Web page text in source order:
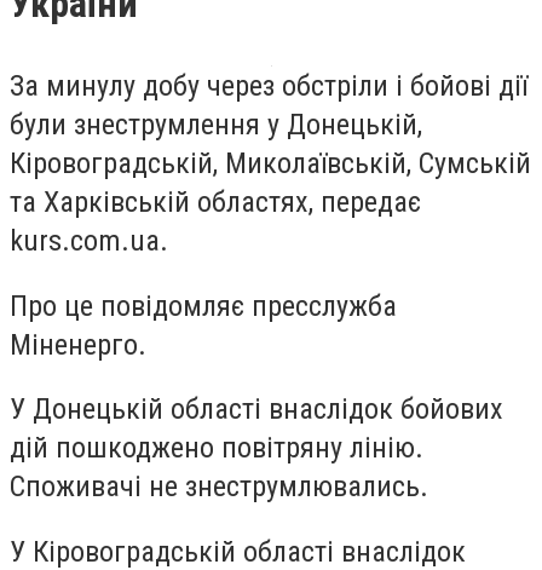
За минулу добу через обстріли і бойові дії
були знеструмлення у Донецькій,
Кіровоградській, Миколаївській, Сумській
та Харківській областях, передає
kurs.com.ua.
Про це повідомляє пресслужба
Міненерго.
У Донецькій області внаслідок бойових
дій пошкоджено повітряну лінію.
Споживачі не знеструмлювались.
У Кіровоградській області внаслідок